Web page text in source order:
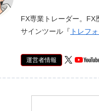
FX専業トレーダー。
サインツール『 トレフ
運営者情報